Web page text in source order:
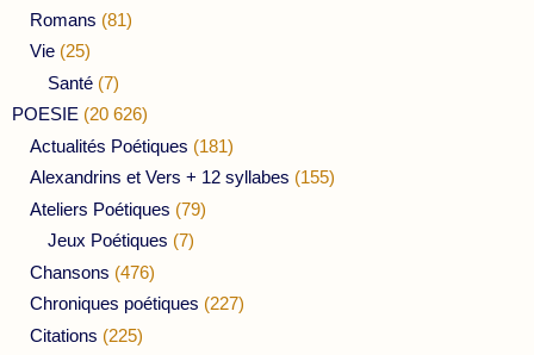
Romans (81)
Vie (25)
Santé (7)
POESIE (20 626)
Actualités Poétiques (181)
Alexandrins et Vers + 12 syllabes (155)
Ateliers Poétiques (79)
Jeux Poétiques (7)
Chansons (476)
Chroniques poétiques (227)
Citations (225)